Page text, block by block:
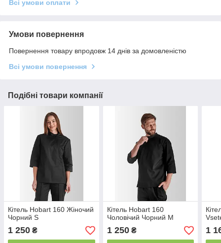
Всі умови оплати
Умови повернення
Повернення товару впродовж 14 днів за домовленістю
Всі умови повернення
Подібні товари компанії
Кітель Hobart 160 Жіночий
Чорний S
1 250 ₴
Кітель Hobart 160
Чоловічий Чорний M
1 250₴ 1